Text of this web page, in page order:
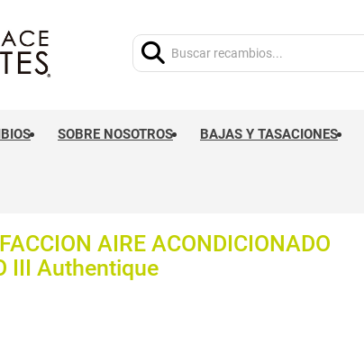
SOBRE NOSOTROS BAJAS Y TASACIONES
AIRE ACONDICIONADO
III Authentique